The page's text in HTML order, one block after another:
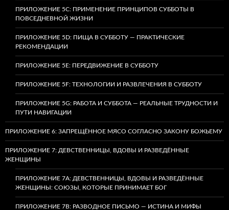
ПРИЛОЖЕНИЕ 5C: ПРИМЕНЕНИЕ ПРИНЦИПОВ СУББОТЫ В
ПОВСЕДНЕВНОЙ ЖИЗНИ
ПРИЛОЖЕНИЕ 5D: ПИЩА В СУББОТУ — ПРАКТИЧЕСКИЕ
РЕКОМЕНДАЦИИ
ПРИЛОЖЕНИЕ 5E: ПЕРЕДВИЖЕНИЕ В СУББОТУ
ПРИЛОЖЕНИЕ 5F: ТЕХНОЛОГИИ И РАЗВЛЕЧЕНИЯ В СУББОТУ
ПРИЛОЖЕНИЕ 5G: РАБОТА И СУББОТА — РЕАЛЬНЫЕ ТРУДНОСТИ И
ПУТИ НАВИГАЦИИ
ПРИЛОЖЕНИЕ 6: ЗАПРЕЩЁННОЕ МЯСО СОГЛАСНО ЗАКОНУ БОЖЬЕМУ
ПРИЛОЖЕНИЕ 7: ДЕВСТВЕННИЦЫ, ВДОВЫ И РАЗВЕДЁННЫЕ
ЖЕНЩИНЫ
ПРИЛОЖЕНИЕ 7А: ДЕВСТВЕННИЦЫ, ВДОВЫ И РАЗВЕДЁННЫЕ
ЖЕНЩИНЫ: СОЮЗЫ, КОТОРЫЕ ПРИНИМАЕТ БОГ
ПРИЛОЖЕНИЕ 7B: РАЗВОДНОЕ ПИСЬМО — ИСТИНА И МИФЫ